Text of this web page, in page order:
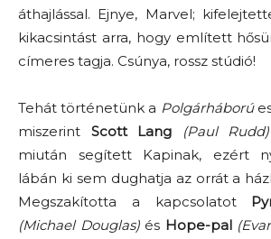
áthajlással. Ejnye, Marvel;
kikacsintást arra, hogy említett
címeres tagja. Csúnya, rossz stúdió!
Tehát történetünk a Polgárháború
miszerint Scott Lang (Paul Rudd)
miután segített Kapinak, ezért
lábán ki sem dughatja az orrát a
Megszakította a kapcsolatot
(Michael Douglas)és Hope-pal